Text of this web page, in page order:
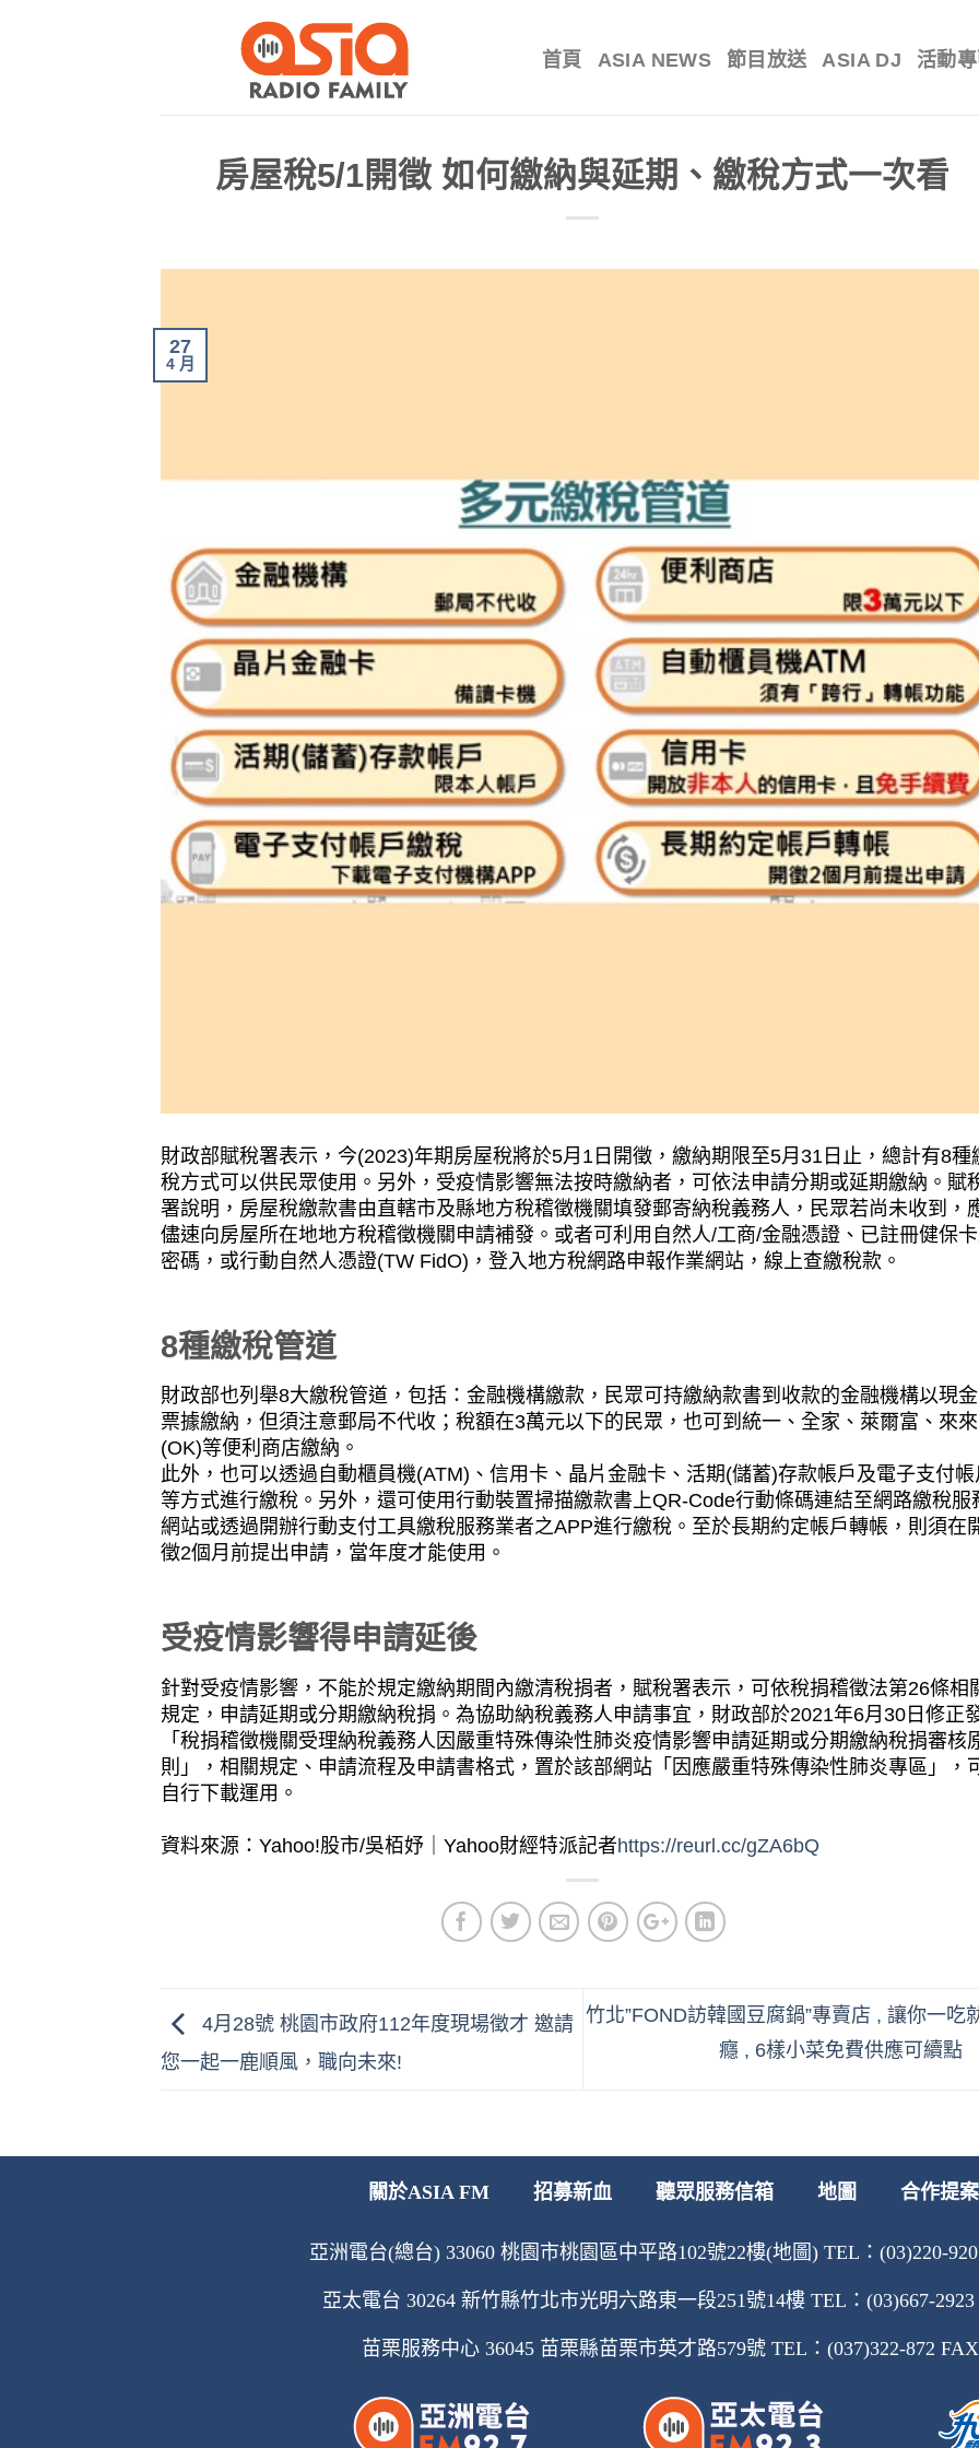
首頁 ASIA NEWS 節目放送 ASIA DJ 活動
房屋稅5/1開徵 如何繳納與延期、繳稅方式一次看
27
4 月
財政部賦稅署表示，今(2023)年期房屋稅將於5月1日開徵，繳納期限至5月31日止，總計有8種
稅方式可以供民眾使用。另外，受疫情影響無法按時繳納者，可依法申請分期或延期繳納。賦
署說明，房屋稅繳款書由直轄市及縣地方稅稽徵機關填發郵寄納稅義務人，民眾若尚未收到，
儘速向房屋所在地地方稅稽徵機關申請補發。或者可利用自然人/工商/金融憑證、已註冊健保
密碼，或行動自然人憑證(TW FidO)，登入地方稅網路申報作業網站，線上查繳稅款。
8種繳稅管道
財政部也列舉8大繳稅管道，包括：金融機構繳款，民眾可持繳納款書到收款的金融機構以現
票據繳納，但須注意郵局不代收；稅額在3萬元以下的民眾，也可到統一、全家、萊爾富、來來
(OK)等便利商店繳納。
此外，也可以透過自動櫃員機(ATM)、信用卡、晶片金融卡、活期(儲蓄)存款帳戶及電子支付帳
等方式進行繳稅。另外，還可使用行動裝置掃描繳款書上QR-Code行動條碼連結至網路繳稅服
網站或透過開辦行動支付工具繳稅服務業者之APP進行繳稅。至於長期約定帳戶轉帳，則須在
徵2個月前提出申請，當年度才能使用。
受疫情影響得申請延後
針對受疫情影響，不能於規定繳納期間內繳清稅捐者，賦稅署表示，可依稅捐稽徵法第26條相
規定，申請延期或分期繳納稅捐。為協助納稅義務人申請事宜，財政部於2021年6月30日修正
「稅捐稽徵機關受理納稅義務人因嚴重特殊傳染性肺炎疫情影響申請延期或分期繳納稅捐審核
則」，相關規定、申請流程及申請書格式，置於該部網站「因應嚴重特殊傳染性肺炎專區」，
自行下載運用。
資料來源：Yahoo!股市/吳栢妤｜Yahoo財經特派記者https://reurl.cc/gZA6bQ
4月28號 桃園市政府112年度現場徵才 邀請
您一起一鹿順風，職向未來!
竹北”FOND訪韓國豆腐鍋”專賣店 , 讓你一吃
癮 , 6樣小菜免費供應可續點
關於ASIA FM 招募新血 聽眾服務信箱 地圖 合作提案
亞洲電台(總台) 33060 桃園市桃園區中平路102號22樓(地圖) TEL：(03)220-
亞太電台 30264 新竹縣竹北市光明六路東一段251號14樓 TEL：(03)667-2923
苗栗服務中心 36045 苗栗縣苗栗市英才路579號 TEL：(037)322-872